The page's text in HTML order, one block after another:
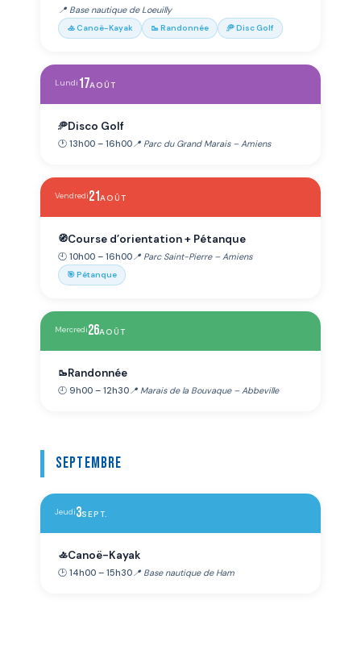
📍 Base nautique de Loeuilly
🚣 Canoë-Kayak 🥾 Randonnée 🥏 Disc Golf
Lundi 17AOÛT
🥏Disco Golf
🕐 13h00 – 16h00📍 Parc du Grand Marais – Amiens
Vendredi21AOÛT
🧭Course d’orientation + Pétanque
🕙 10h00 – 16h00📍 Parc Saint-Pierre – Amiens
🎯 Pétanque
Mercredi26AOÛT
🥾Randonnée
🕘 9h00 – 12h30📍 Marais de la Bouvaque – Abbeville
Septembre
Jeudi3SEPT.
🚣Canoë-Kayak
🕑 14h00 – 15h30📍 Base nautique de Ham